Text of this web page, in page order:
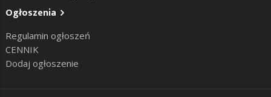
Ogłoszenia
Regulamin ogłoszeń
CENNIK
Dodaj ogłoszenie